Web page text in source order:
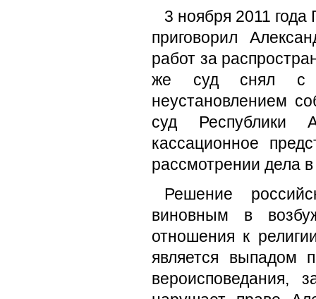
3 ноября 2011 года
приговорил
работ за
же суд снял с
неустановлением
суд Республики
кассационное
рассмотрении дела
Решение
виновным в
отношения к
является выпадом
вероисповедания,